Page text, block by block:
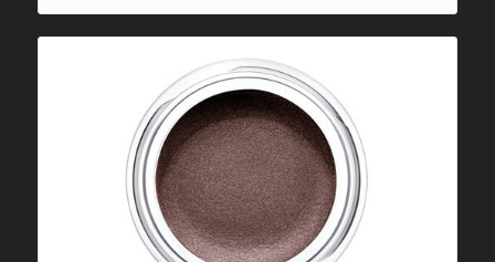
€12,99.είναι:
€7,79.